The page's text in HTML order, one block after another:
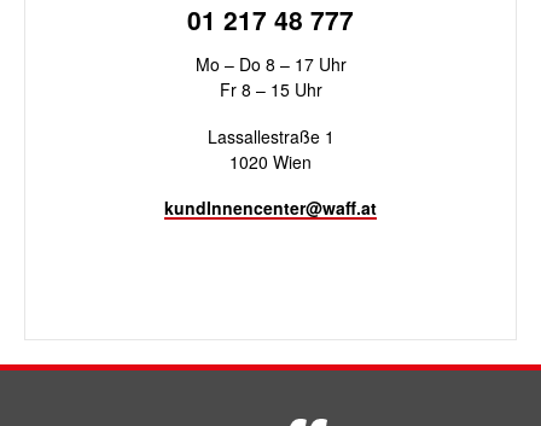
01 217 48 777
Mo – Do 8 – 17 Uhr
Fr 8 – 15 Uhr
Lassallestraße 1
1020 Wien
kundInnencenter@waff.at